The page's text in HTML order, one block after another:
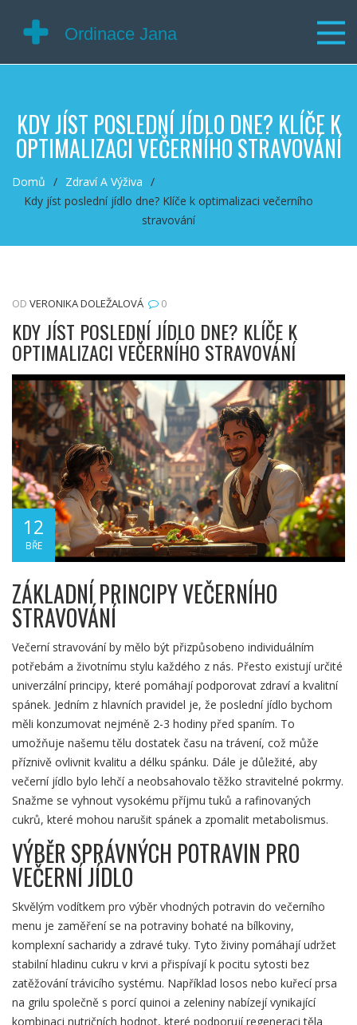
KDY JÍST POSLEDNÍ JÍDLO DNE? KLÍČE K
OPTIMALIZACI VEČERNÍHO STRAVOVÁNÍ
Domů
Zdraví A Výživa
Kdy jíst poslední jídlo dne? Klíče k optimalizaci večerního
stravování
OD VERONIKA DOLEŽALOVÁ 0
KDY JÍST POSLEDNÍ JÍDLO DNE? KLÍČE K
OPTIMALIZACI VEČERNÍHO STRAVOVÁNÍ
12
BŘE
ZÁKLADNÍ PRINCIPY VEČERNÍHO
STRAVOVÁNÍ
Večerní stravování by mělo být přizpůsobeno individuálním
potřebám a životnímu stylu každého z nás. Přesto existují určité
univerzální principy, které pomáhají podporovat zdraví a kvalitní
spánek. Jedním z hlavních pravidel je, že poslední jídlo bychom
měli konzumovat nejméně 2-3 hodiny před spaním. To
umožňuje našemu tělu dostatek času na trávení, což může
příznivě ovlivnit kvalitu a délku spánku. Dále je důležité, aby
večerní jídlo bylo lehčí a neobsahovalo těžko stravitelné pokrmy.
Snažme se vyhnout vysokému příjmu tuků a rafinovaných
cukrů, které mohou narušit spánek a zpomalit metabolismus.
VÝBĚR SPRÁVNÝCH POTRAVIN PRO
VEČERNÍ JÍDLO
Skvělým vodítkem pro výběr vhodných potravin do večerního
menu je zaměření se na potraviny bohaté na bílkoviny,
komplexní sacharidy a zdravé tuky. Tyto živiny pomáhají udržet
stabilní hladinu cukru v krvi a přispívají k pocitu sytosti bez
zatěžování trávicího systému. Například losos nebo kuřecí prsa
na grilu společně s porcí quinoi a zeleniny nabízejí vynikající
kombinaci nutričních hodnot, které podporují regeneraci těla